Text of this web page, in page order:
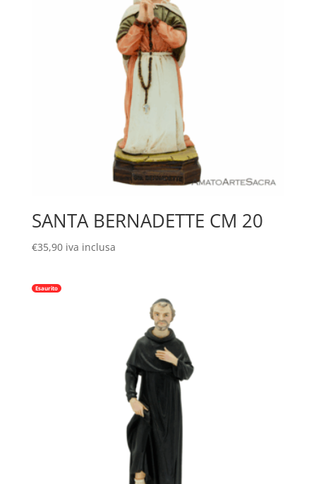
SANTA BERNADETTE CM 20
€35,90 iva inclusa
Esaurito